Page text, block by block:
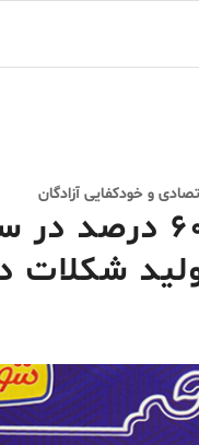
و خودکفایی آزادگان
افزایش سهم بازار
شکلات